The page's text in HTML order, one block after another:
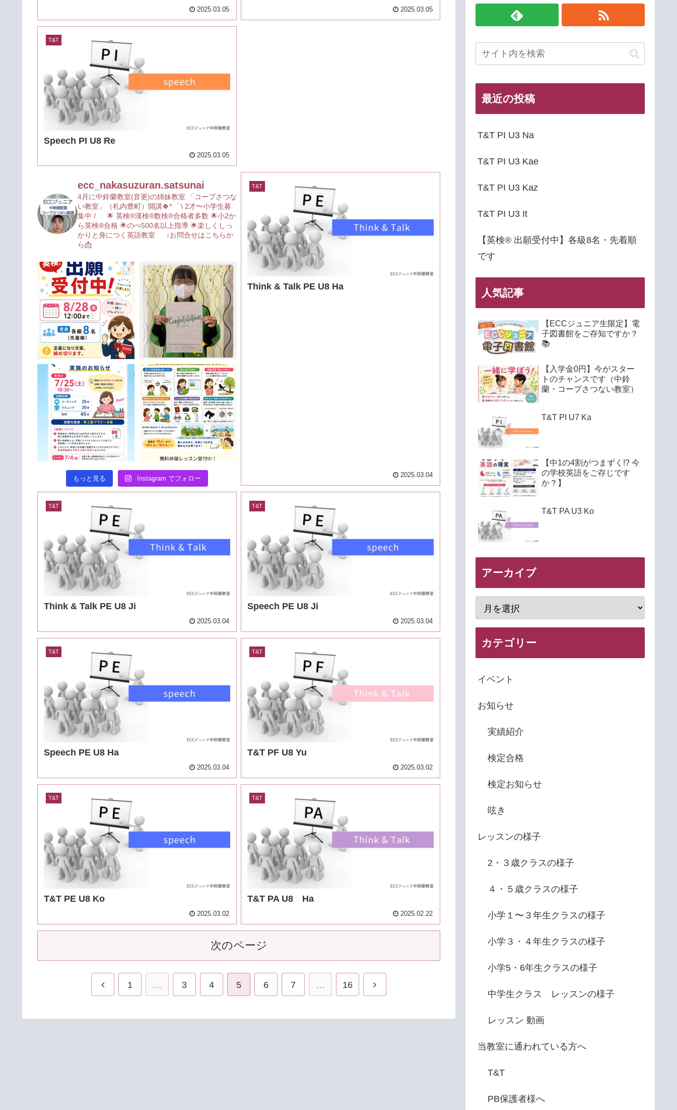
2025.03.05 2025.03.05
T&T
Speech PI U8 Re
2025.03.05
ecc_nakasuzuran.satsunai
4月に中鈴蘭教室(音更)の姉妹教室 「コープさつな
い教室」（札内豊町）開講🍀*゜ \ 2才〜小学生募
集中 /
🌟 英検®︎漢検®︎数検®︎合格者多数 🌟小2か
ら英検®︎合格 🌟のべ500名以上指導 🌟楽しくしっ
かりと身につく英語教室
↓お問合せはこちらか
ら📩
もっと見る Instagram でフォロー
T&T
Think & Talk PE U8 Ha
2025.03.04
T&T
Think & Talk PE U8 Ji
2025.03.04
T&T
Speech PE U8 Ji
2025.03.04
T&T
Speech PE U8 Ha
2025.03.04
T&T
T&T PF U8 Yu
2025.03.02
T&T
T&T PE U8 Ko
2025.03.02
T&T
T&T PA U8 Ha
2025.02.22
次のページ
1 … 3 4 5 6 7 … 16
最近の投稿
T&T PI U3 Na
T&T PI U3 Kae
T&T PI U3 Kaz
T&T PI U3 It
【英検® 出願受付中】各級8名・先着順
です
人気記事
【ECCジュニア生限定】電
子図書館をご存知ですか？
📚
【入学金0円】今がスター
トのチャンスです（中鈴
蘭・コープさつない教室）
T&T PI U7 Ka
【中1の4割がつまずく!? 今
の学校英語をご存じです
か？】
T&T PA U3 Ko
アーカイブ
カテゴリー
イベント
お知らせ
実績紹介
検定合格
検定お知らせ
呟き
レッスンの様子
2・３歳クラスの様子
４・５歳クラスの様子
小学１〜３年生クラスの様子
小学３・４年生クラスの様子
小学5・6年生クラスの様子
中学生クラス レッスンの様子
レッスン 動画
当教室に通われている方へ
T&T
PB保護者様へ